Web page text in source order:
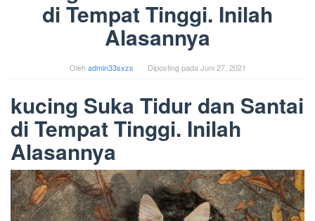
di Tempat Tinggi. Inilah
Alasannya
Olehadmin33sxzs Diposting padaJuni 27, 2021
kucing Suka Tidur dan Santai
di Tempat Tinggi. Inilah
Alasannya